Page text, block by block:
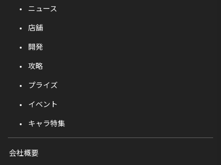
ニュース
店舗
開発
攻略
プライズ
イベント
キャラ特集
会社概要